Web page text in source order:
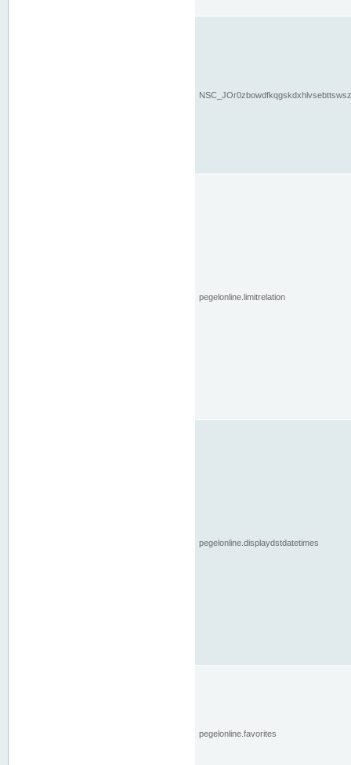
pegelonline.limitrelation
pegelonline.displaydstdatetimes
pegelonline.favorites